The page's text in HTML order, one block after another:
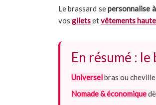
Le brassard sepersonnalise
vos giletsetvêtements
En résumé :
Universelbras ou
Nomade & économique